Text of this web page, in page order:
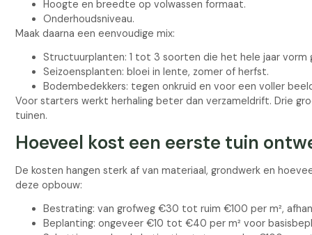
Hoogte en breedte op volwassen formaat.
Onderhoudsniveau.
Maak daarna een eenvoudige mix:
Structuurplanten: 1 tot 3 soorten die het hele jaar vorm
Seizoensplanten: bloei in lente, zomer of herfst.
Bodembedekkers: tegen onkruid en voor een voller
Voor starters werkt herhaling beter dan verzameldrift. Drie
tuinen.
Hoeveel kost een eerste tuin
De kosten hangen sterk af van materiaal, grondwerk en
deze opbouw:
Bestrating: van grofweg €30 tot ruim €100 per m²,
Beplanting: ongeveer €10 tot €40 per m² voor